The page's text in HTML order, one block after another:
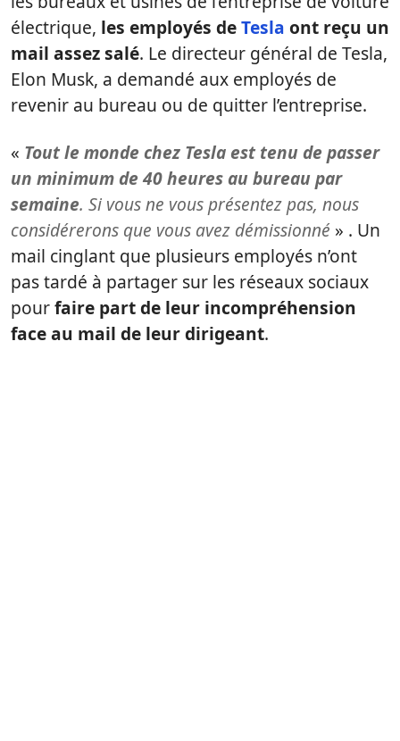
électrique, les employés deTesla ont reçu un
mail assez salé. Le directeur général de Tesla,
Elon Musk, a demandé aux employés de
revenir au bureau ou de quitter l’entreprise.
« Tout le monde chez Tesla est tenu de passer
un minimum de 40 heures au bureau par
semaine. Si vous ne vous présentez pas, nous
considérerons que vous avez démissionné » . Un
mail cinglant que plusieurs employés n’ont
pas tardé à partager sur les réseaux sociaux
pourfaire part de leur incompréhension
face au mail de leur dirigeant.